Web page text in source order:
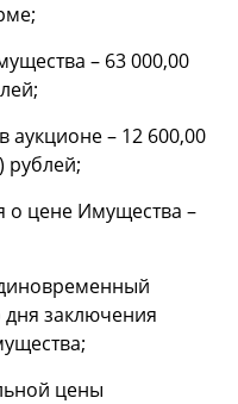
– 63 000,00
аукционе – 12 600,00
рублей;
цене Имущества –
дня заключения
цены